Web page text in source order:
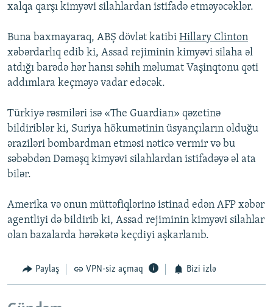
xalqa qarşı kimyəvi silahlardan istifadə etməyəcəklər.
Buna baxmayaraq, ABŞ dövlət katibi Hillary Clinton
xəbərdarlıq edib ki, Assad rejiminin kimyəvi silaha əl
atdığı barədə hər hansı səhih məlumat Vaşinqtonu qəti
addımlara keçməyə vadar edəcək.
Türkiyə rəsmiləri isə «The Guardian» qəzetinə
bildiriblər ki, Suriya hökumətinin üsyançıların olduğu
əraziləri bombardman etməsi nəticə vermir və bu
səbəbdən Dəməşq kimyəvi silahlardan istifadəyə əl ata
bilər.
Amerika və onun müttəfiqlərinə istinad edən AFP xəbər
agentliyi də bildirib ki, Assad rejiminin kimyəvi silahlar
olan bazalarda hərəkətə keçdiyi aşkarlanıb.
Paylaş VPN-siz açmaq Bizi izlə